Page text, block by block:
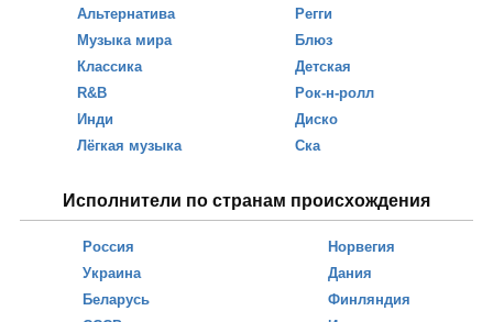
Альтернатива
Музыка мира
Классика
R&B
Инди
Лёгкая музыка
Регги
Блюз
Детская
Рок-н-ролл
Диско
Ска
Исполнители по странам происхождения
Россия
Украина
Беларусь
Норвегия
Дания
Финляндия